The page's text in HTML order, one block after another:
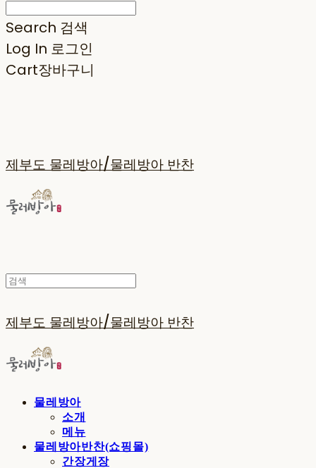
Search 검색
Log In 로그인
Cart장바구니
제부도 물레방아/물레방아 반찬
제부도 물레방아/물레방아 반찬
물레방아
소개
메뉴
물레방아반찬(쇼핑몰)
간장게장